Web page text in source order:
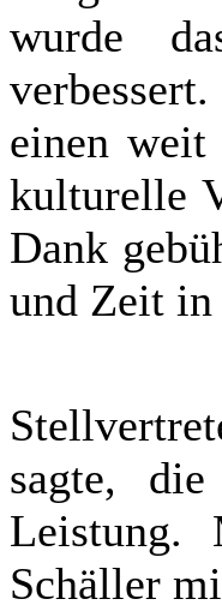
wurde
einen
kulturelle
Dank
und Zeit
sagte,
Leistung.
Schäller